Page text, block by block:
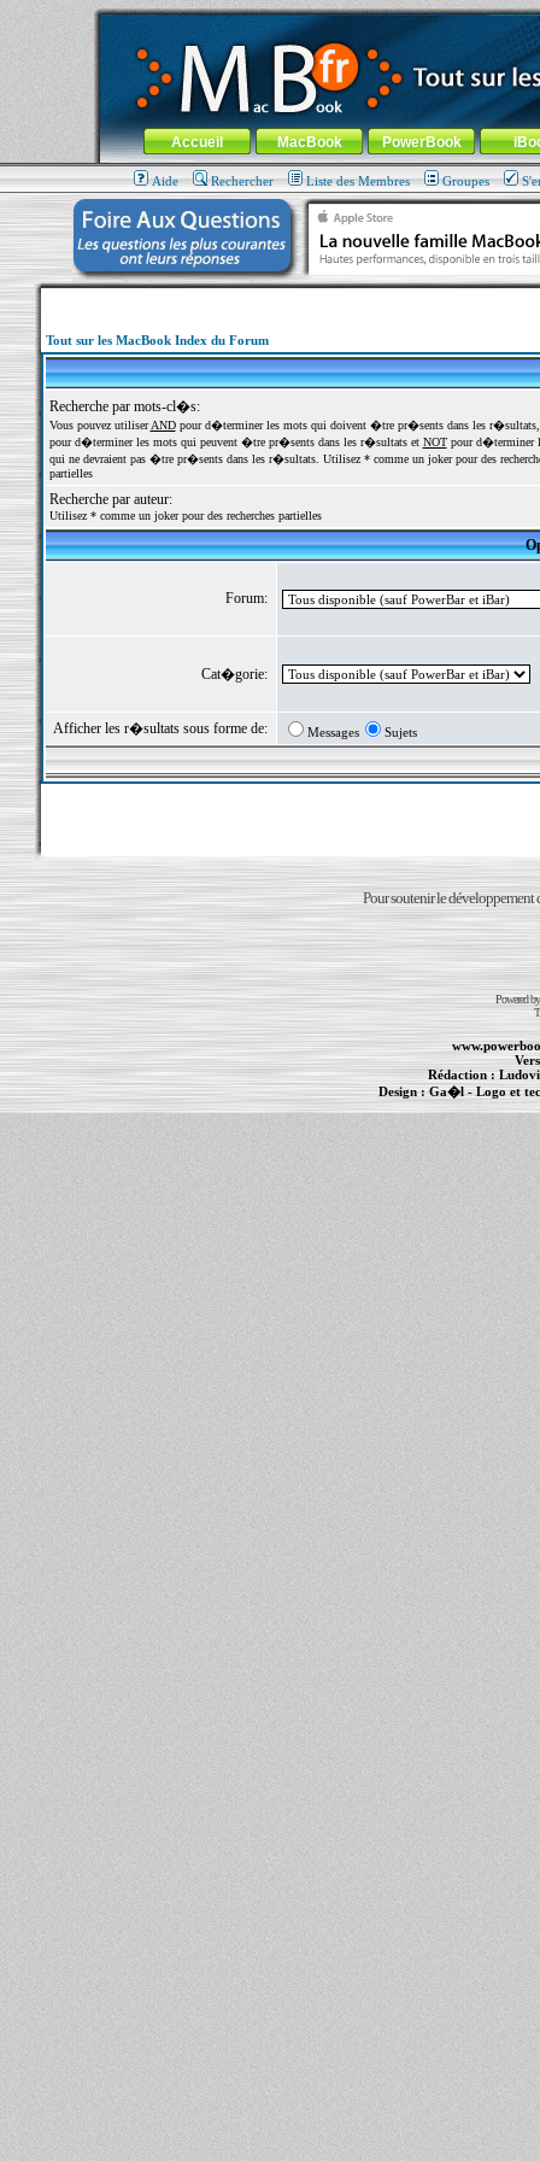
MacBook-fr.com : 100% Apple... 100% nomade !
Aller au contenu-Aller au menu général-Aller au menu de
Menu général
Accueil MacBook PowerBook
Aide Rechercher Liste des Membres Groupes
Tout sur les MacBook Index du Forum
Recherche par mots-cl�s:
Vous pouvez utiliserANDpour d�terminer les mots qui doivent �tre pr�sents dans les
pour d�terminer les mots qui peuvent �tre pr�sents dans les r�sultats et NOTpour d�terminer
qui ne devraient pas �tre pr�sents dans les r�sultats. Utilisez * comme un joker pour des
partielles
Recherche par auteur:
Utilisez * comme un joker pour des recherches partielles
Forum:
Cat�gorie:
Afficher les r�sultats sous forme de: Messages Sujets
Pour soutenir le développement
Powered
Rédaction :
Design : Ga�l- Logo et